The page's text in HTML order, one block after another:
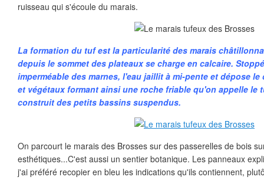
ruisseau qui s'écoule du marais.
La formation du tuf est la particularité des marais
depuis le sommet des plateaux se charge en calcaire.
imperméable des marnes, l'eau jaillit à mi-pente et dépose
et végétaux formant ainsi une roche friable qu'on appelle le
construit des petits bassins suspendus.
On parcourt le marais des Brosses sur des passerelles de bois
esthétiques...C'est aussi un sentier botanique. Les panneaux
j'ai préféré recopier en bleu les indications qu'ils contiennent,